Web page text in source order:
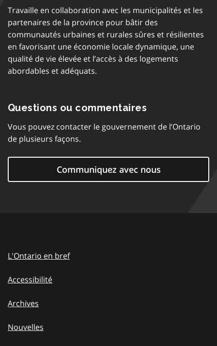
Travaille en collaboration avec les municipalités et les
partenaires de la province pour bâtir des
communautés urbaines et rurales sûres et résilientes
en favorisant une économie locale dynamique, une
qualité de vie élevée et l’accès à des logements
abordables et adéquats.
Questions ou commentaires
Vous pouvez contacter le gouvernement de l’Ontario
de plusieurs façons.
Communiquez avec nous
L'Ontario en bref
Accessibilité
Archives
Nouvelles